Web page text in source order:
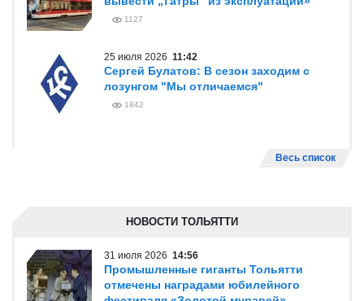
1127
25 июля 2026 11:42
Сергей Булатов: В сезон заходим с
лозунгом "Мы отличаемся"
1842
Весь список
НОВОСТИ ТОЛЬЯТТИ
31 июля 2026 14:56
Промышленные гиганты Тольятти
отмечены наградами юбилейного